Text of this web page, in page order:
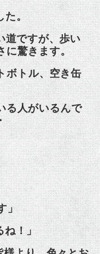
た。
道ですが、歩い
に驚きます。
ボトル、空き缶
る人がいるんで
」
ね！」